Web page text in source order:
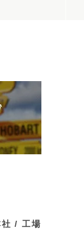
社 / 工場